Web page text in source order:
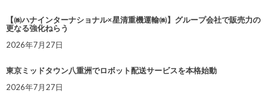
【㈱ハナインターナショナル×星清重機運輸㈱】グループ会社で販売力の
更なる強化ねらう
2026年7月27日
東京ミッドタウン八重洲でロボット配送サービスを本格始動
2026年7月27日